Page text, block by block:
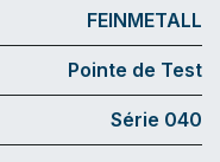
FEINMETALL
Pointe de Test
Série 040